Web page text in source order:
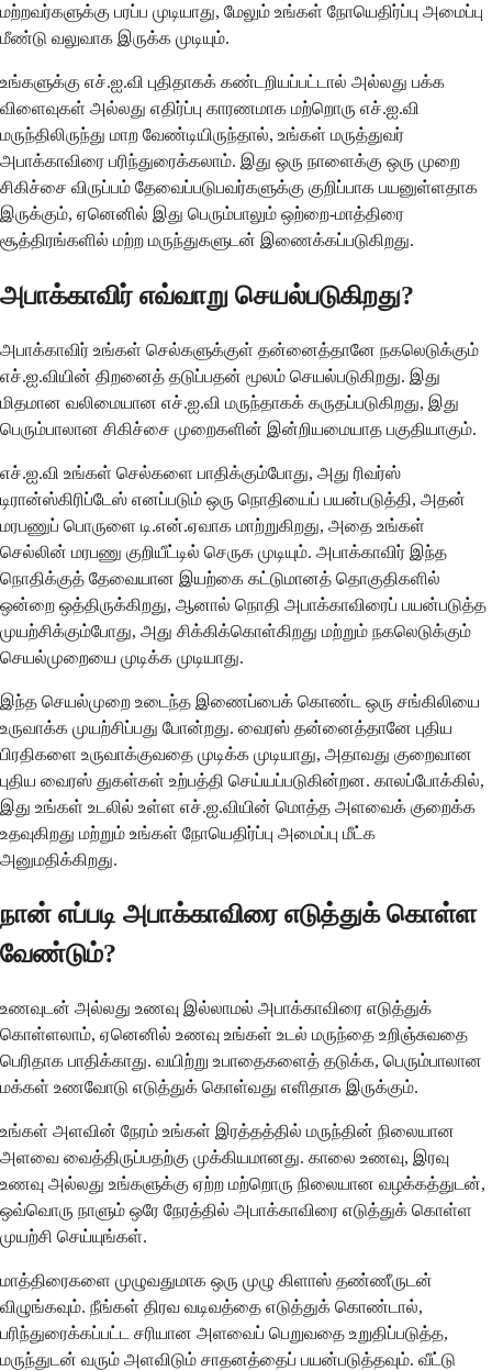
மற்றவர்களுக்கு பரப்ப முடியாது, மேலும் உங்கள் நோயெதிர்ப்பு அமைப்பு
மீண்டு வலுவாக இருக்க முடியும்.
உங்களுக்கு எச்.ஐ.வி புதிதாகக் கண்டறியப்பட்டால் அல்லது பக்க
விளைவுகள் அல்லது எதிர்ப்பு காரணமாக மற்றொரு எச்.ஐ.வி
மருந்திலிருந்து மாற வேண்டியிருந்தால், உங்கள் மருத்துவர்
அபாக்காவிரை பரிந்துரைக்கலாம். இது ஒரு நாளைக்கு ஒரு முறை
சிகிச்சை விருப்பம் தேவைப்படுபவர்களுக்கு குறிப்பாக பயனுள்ளதாக
இருக்கும், ஏனெனில் இது பெரும்பாலும் ஒற்றை-மாத்திரை
சூத்திரங்களில் மற்ற மருந்துகளுடன் இணைக்கப்படுகிறது.
அபாக்காவிர் எவ்வாறு செயல்படுகிறது?
அபாக்காவிர் உங்கள் செல்களுக்குள் தன்னைத்தானே நகலெடுக்கும்
எச்.ஐ.வியின் திறனைத் தடுப்பதன் மூலம் செயல்படுகிறது. இது
மிதமான வலிமையான எச்.ஐ.வி மருந்தாகக் கருதப்படுகிறது, இது
பெரும்பாலான சிகிச்சை முறைகளின் இன்றியமையாத பகுதியாகும்.
எச்.ஐ.வி உங்கள் செல்களை பாதிக்கும்போது, ​​அது ரிவர்ஸ்
டிரான்ஸ்கிரிப்டேஸ் எனப்படும் ஒரு நொதியைப் பயன்படுத்தி, அதன்
மரபணுப் பொருளை டி.என்.ஏவாக மாற்றுகிறது, அதை உங்கள்
செல்லின் மரபணு குறியீட்டில் செருக முடியும். அபாக்காவிர் இந்த
நொதிக்குத் தேவையான இயற்கை கட்டுமானத் தொகுதிகளில்
ஒன்றை ஒத்திருக்கிறது, ஆனால் நொதி அபாக்காவிரைப் பயன்படுத்த
முயற்சிக்கும்போது, ​​அது சிக்கிக்கொள்கிறது மற்றும் நகலெடுக்கும்
செயல்முறையை முடிக்க முடியாது.
இந்த செயல்முறை உடைந்த இணைப்பைக் கொண்ட ஒரு சங்கிலியை
உருவாக்க முயற்சிப்பது போன்றது. வைரஸ் தன்னைத்தானே புதிய
பிரதிகளை உருவாக்குவதை முடிக்க முடியாது, அதாவது குறைவான
புதிய வைரஸ் துகள்கள் உற்பத்தி செய்யப்படுகின்றன. காலப்போக்கில்,
இது உங்கள் உடலில் உள்ள எச்.ஐ.வியின் மொத்த அளவைக் குறைக்க
உதவுகிறது மற்றும் உங்கள் நோயெதிர்ப்பு அமைப்பு மீட்க
அனுமதிக்கிறது.
நான் எப்படி அபாக்காவிரை எடுத்துக் கொள்ள
வேண்டும்?
உணவுடன் அல்லது உணவு இல்லாமல் அபாக்காவிரை எடுத்துக்
கொள்ளலாம், ஏனெனில் உணவு உங்கள் உடல் மருந்தை உறிஞ்சுவதை
பெரிதாக பாதிக்காது. வயிற்று உபாதைகளைத் தடுக்க, பெரும்பாலான
மக்கள் உணவோடு எடுத்துக் கொள்வது எளிதாக இருக்கும்.
உங்கள் அளவின் நேரம் உங்கள் இரத்தத்தில் மருந்தின் நிலையான
அளவை வைத்திருப்பதற்கு முக்கியமானது. காலை உணவு, இரவு
உணவு அல்லது உங்களுக்கு ஏற்ற மற்றொரு நிலையான வழக்கத்துடன்,
ஒவ்வொரு நாளும் ஒரே நேரத்தில் அபாக்காவிரை எடுத்துக் கொள்ள
முயற்சி செய்யுங்கள்.
மாத்திரைகளை முழுவதுமாக ஒரு முழு கிளாஸ் தண்ணீருடன்
விழுங்கவும். நீங்கள் திரவ வடிவத்தை எடுத்துக் கொண்டால்,
பரிந்துரைக்கப்பட்ட சரியான அளவைப் பெறுவதை உறுதிப்படுத்த,
மருந்துடன் வரும் அளவிடும் சாதனத்தைப் பயன்படுத்தவும். வீட்டு